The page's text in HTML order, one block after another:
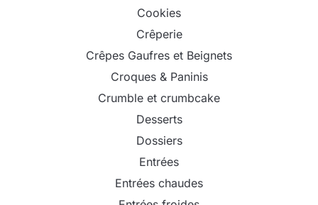
Cookies
Crêperie
Crêpes Gaufres et Beignets
Croques & Paninis
Crumble et crumbcake
Desserts
Dossiers
Entrées
Entrées chaudes